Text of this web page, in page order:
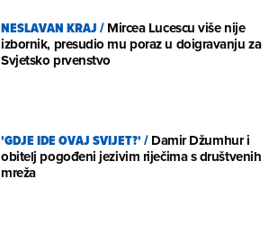
NESLAVAN KRAJ/Mircea Lucescu više nije
izbornik, presudio mu poraz u doigravanju za
Svjetsko prvenstvo
'GDJE IDE OVAJ SVIJET?'/Damir Džumhur i
obitelj pogođeni jezivim riječima s društvenih
mreža